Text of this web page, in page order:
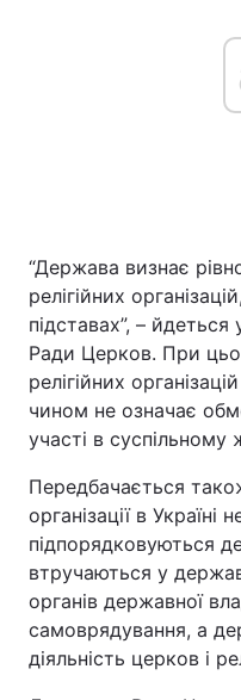
“Держава визнає
релігійних
підставах”, –
Ради Церков. При
релігійних
чином не означає
участі в суспільному
Передбачається
організації в
підпорядковуються
втручаються у
органів державної
самоврядування, а
діяльність церков і